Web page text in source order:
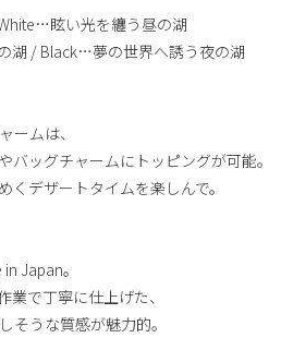
眩い光を纏う昼の湖
湖 / Black…夢の世界へ誘う夜の湖
ームは、
バッグチャームにトッピングが可能。
くデザートタイムを楽しんで。
Japan。
業で丁寧に仕上げた、
そうな質感が魅力的。